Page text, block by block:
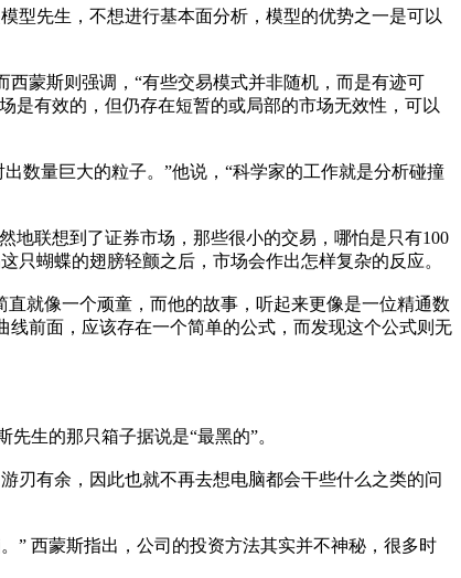
先生，不想进行基本面分析，模型的优势之一是可以
蒙斯则强调，“有些交易模式并非随机，而是有迹可
是有效的，但仍存在短暂的或局部的市场无效性，可以
量巨大的粒子。”他说，“科学家的工作就是分析碰撞
联想到了证券市场，那些很小的交易，哪怕是只有100
只蝴蝶的翅膀轻颤之后，市场会作出怎样复杂的反应。
就像一个顽童，而他的故事，听起来更像是一位精通数
前面，应该存在一个简单的公式，而发现这个公式则无
生的那只箱子据说是“最黑的”。
有余，因此也就不再去想电脑都会干些什么之类的问
西蒙斯指出，公司的投资方法其实并不神秘，很多时